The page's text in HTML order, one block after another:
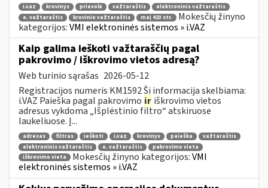
i.vaz krovinys prievolė važtaraštis
elektroninis važtaraštis
e. važtaraštis
krovinio važtaraštis maį 423 str.
Mokesčių žinyno
kategorijos:VMI elektroninės sistemos » i.VAZ
Kaip galima ieškoti važtaraščių pagal
pakrovimo / iškrovimo vietos adresą?
Web turinio sąrašas 2026-05-12
Registracijos numeris KM1592 Ši informacija skelbiama:
i.VAZ Paieška pagal pakrovimo ir iškrovimo vietos
adresus vykdoma „Išplėstinio filtro“ atskiruose
laukeliuose. Į...
adresas filtras ieškoti i.vaz krovinys paieška
važtaraštis
elektroninis važtaraštis
e. važtaraštis
pakrovimo vieta
iškrovimo vieta
Mokesčių žinyno kategorijos:VMI
elektroninės sistemos » i.VAZ